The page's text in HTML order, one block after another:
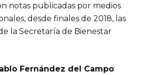
notas publicadas por medios
desde finales de 2018, las
la Secretaría de Bienestar
Fernández del Campo